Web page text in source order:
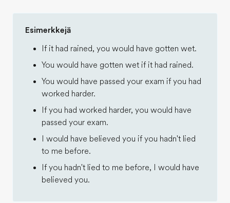
Esimerkkejä
If it had rained, you would have gotten wet.
You would have gotten wet if it had rained.
You would have passed your exam if you had
worked harder.
If you had worked harder, you would have
passed your exam.
I would have believed you if you hadn't lied
to me before.
If you hadn't lied to me before, I would have
believed you.